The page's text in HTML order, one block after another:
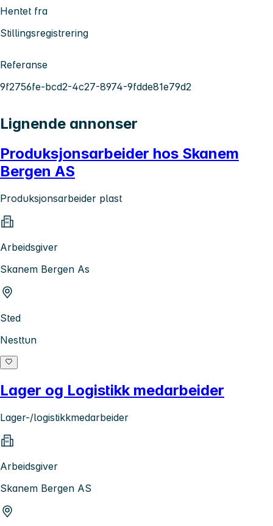
Hentet fra
Stillingsregistrering
Referanse
9f2756fe-bcd2-4c27-8974-9fdde81e79d2
Lignende annonser
Produksjonsarbeider hos Skanem
Bergen AS
Produksjonsarbeider plast
Arbeidsgiver
Skanem Bergen As
Sted
Nesttun
Lager og Logistikk medarbeider
Lager-/logistikkmedarbeider
Arbeidsgiver
Skanem Bergen AS